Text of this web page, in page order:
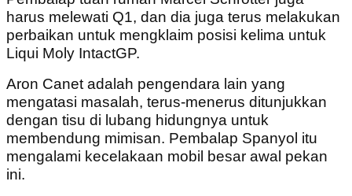
harus melewati Q1, dan dia juga terus melakukan
perbaikan untuk mengklaim posisi kelima untuk
Liqui Moly IntactGP.
Aron Canet adalah pengendara lain yang
mengatasi masalah, terus-menerus ditunjukkan
dengan tisu di lubang hidungnya untuk
membendung mimisan. Pembalap Spanyol itu
mengalami kecelakaan mobil besar awal pekan
ini.